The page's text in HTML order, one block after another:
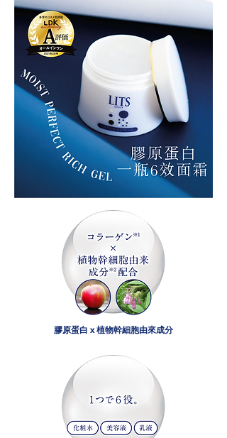
膠原蛋白 x 植物幹細胞由來成分